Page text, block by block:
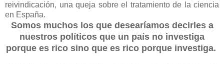
reivindicación, una queja sobre el tratamiento de la ciencia
en España.
Somos muchos los que desearíamos decirles a
nuestros políticos que un país no investiga
porque es rico sino que es rico porque investiga.